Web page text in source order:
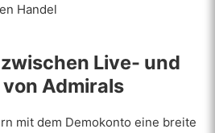
Handel
Live- und
Admirals
mit dem Demokonto eine breite